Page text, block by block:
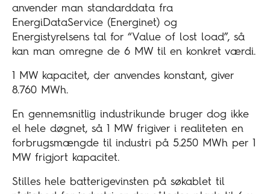
anvender man standarddata fra
EnergiDataService (Energinet) og
Energistyrelsens tal for “Value of lost load”, så
kan man omregne de 6 MW til en konkret værdi.
1 MW kapacitet, der anvendes konstant, giver
8.760 MWh.
En gennemsnitlig industrikunde bruger dog ikke
el hele døgnet, så 1 MW frigiver i realiteten en
forbrugsmængde til industri på 5.250 MWh per 1
MW frigjort kapacitet.
Stilles hele batterigevinsten på søkablet til